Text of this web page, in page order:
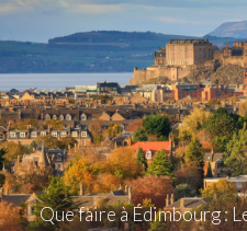
Que faire à Édimbourg :